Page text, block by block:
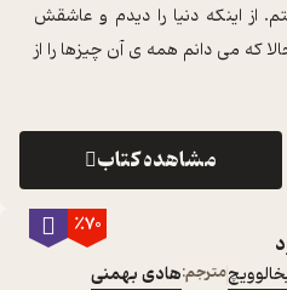
از اینکه دنیا را دیدم و عاشقش
که می دانم همه ی آن چیزها را از
مشاهده کتاب
٪70
مترجم:هادی بهمنی